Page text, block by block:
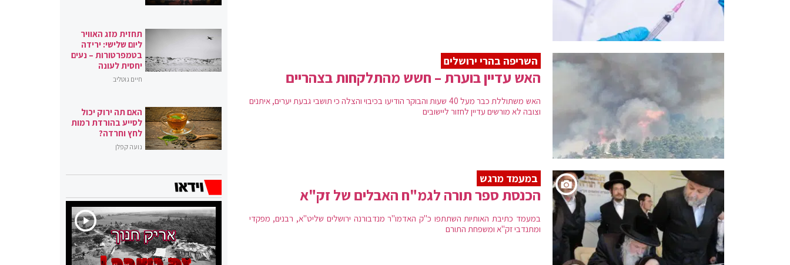
השריפה בהרי ירושלים
האש עדיין בוערת – חשש מהתלקחות בצהריים
האש משתוללת כבר מעל 40 שעות והבוקר הודיעו בכיבוי והצלה כי תושבי גבעת יערים, איתנים
וצובה לא מורשים עדיין לחזור ליישובים
במעמד מרגש
הכנסת ספר תורה לגמ"ח האבלים של זק"א
במעמד כתיבת האותיות השתתפו כ"ק האדמו"ר מנדבורנה ירושלים שליט"א, רבנים, מפקדי
ומתנדבי זק"א ומשפחת התורם
תחזית מזג האוויר
ליום שלישי: ירידה
בטמפרטורות – נעים
יחסית לעונה
חיים גוטליב
האם תה ירוק יכול
לסייע בהורדת רמות
לחץ וחרדה?
נועה קפלן